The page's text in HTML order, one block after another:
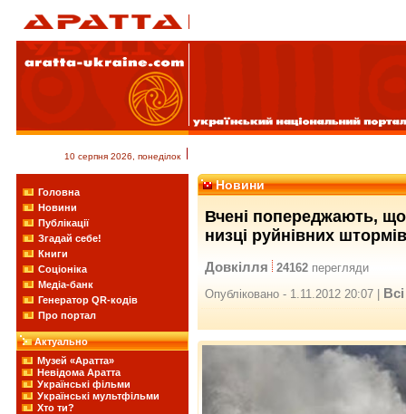
10 серпня 2026, понеділок
Головна
Новини
Публікації
Згадай себе!
Книги
Соціоніка
Медіа-банк
Генератор QR-кодів
Про портал
Актуально
Музей «Аратта»
Невідома Аратта
Українські фільми
Українські мультфільми
Хто ти?
Новини
Вчені попереджають,
низці руйнівних штормів
Довкілля 24162 перегляди
Опубліковано - 1.11.2012 20:07 |